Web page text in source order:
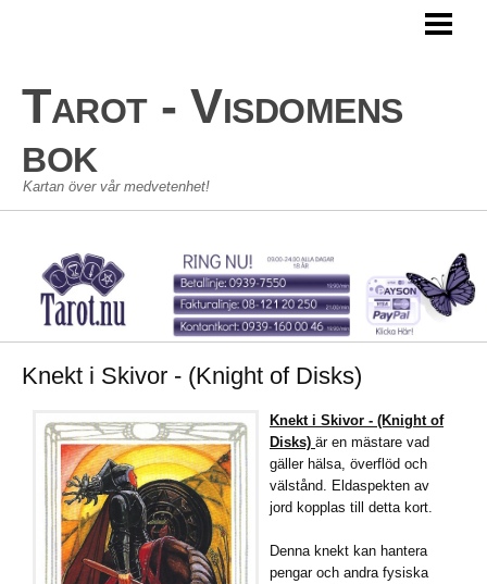
STORA ARKANAN
LILLA ARKANAN
GÄSTBOK
Tarot - Visdomens
bok
Kartan över vår medvetenhet!
Knekt i Skivor - (Knight of Disks)
Knekt i Skivor - (Knight of
Disks) är en mästare vad
gäller hälsa, överflöd och
välstånd. Eldaspekten av
jord kopplas till detta kort.
Denna knekt kan hantera
pengar och andra fysiska